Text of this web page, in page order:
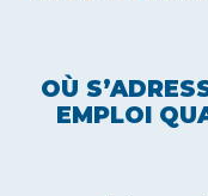
OÙ
EMPLOI